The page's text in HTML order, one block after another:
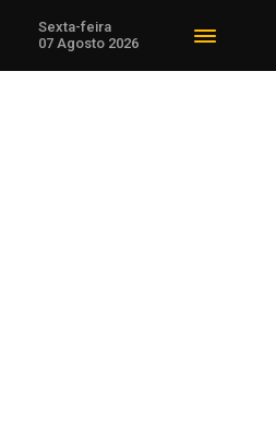
Sexta-feira
07 Agosto 2026